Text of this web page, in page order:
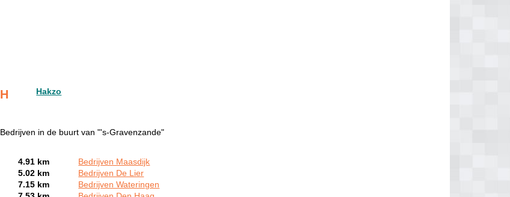
H Hakzo
Bedrijven in de buurt van "'s-Gravenzande"
4.91 km
Bedrijven Maasdijk
5.02 km
Bedrijven De Lier
7.15 km
Bedrijven Wateringen